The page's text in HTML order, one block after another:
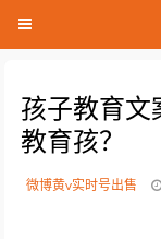
孩子教育文
教育孩？
微博黄v实时号出售